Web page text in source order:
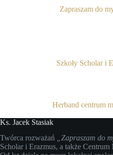
Zapraszam do
Szkoły Scholar i
Herband centrum
Ks. Jacek Stasiak
Twórca rozważań
„Zapraszam do
Scholar i Erazmus, a także